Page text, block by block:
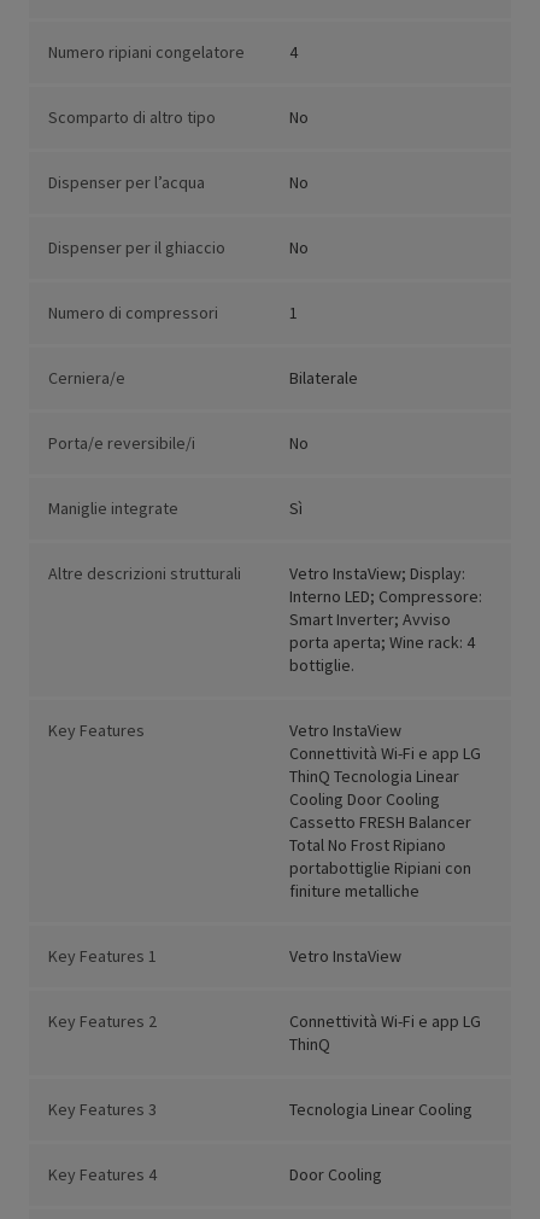
Numero ripiani congelatore 4
Scomparto di altro tipo No
Dispenser per l’acqua No
Dispenser per il ghiaccio No
Numero di compressori 1
Cerniera/e Bilaterale
Porta/e reversibile/i No
Maniglie integrate Sì
Altre descrizioni strutturali
Vetro InstaView; Display:
Interno LED; Compressore:
Smart Inverter; Avviso
porta aperta; Wine rack: 4
bottiglie.
Key Features
Vetro InstaView
Connettività Wi-Fi e app LG
ThinQ Tecnologia Linear
Cooling Door Cooling
Cassetto FRESH Balancer
Total No Frost Ripiano
portabottiglie Ripiani con
finiture metalliche
Key Features 1 Vetro InstaView
Key Features 2
Connettività Wi-Fi e app LG
ThinQ
Key Features 3 Tecnologia Linear Cooling
Key Features 4 Door Cooling